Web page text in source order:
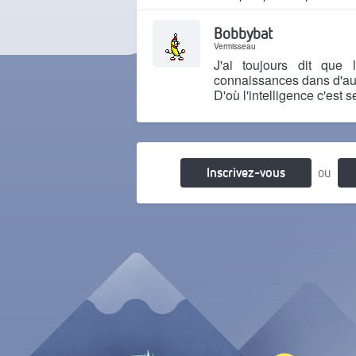
Bobbybat
Vermisseau
J'ai toujours dit que
connaissances dans
D'où l'intelligence c'est
Inscrivez-vous ou